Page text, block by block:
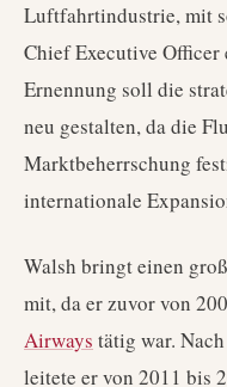
Luftfahrtindustrie, mit
Chief Executive Officer
Ernennung soll die
neu gestalten, da die
Marktbeherrschung
internationale
Walsh bringt einen
mit, da er zuvor von
Airways tätig war.
leitete er von 2011 bis